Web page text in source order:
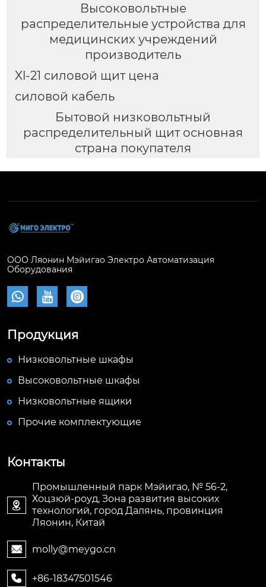
Высоковольтные
распределительные устройства для
медицинских учреждений
производитель
Xl-21 силовой щит цена
силовой кабель
Бытовой низковольтный
распределительный щит основная
страна покупателя
ООО Ляонин Мэйигао Электро Автоматизация
Оборудования
  
Продукция
Низковольтные шкафы
Высоковольтные шкафы
Низковольтные ящики
Прочие комплектующие
Контакты

Промышленный парк Мэйигао, № 56-2,
Хоцзюй-роуд, Зона развития высоких
технологий, город Далянь, провинция
Ляонин, Китай
 molly@meygo.cn
 +86-18347501546